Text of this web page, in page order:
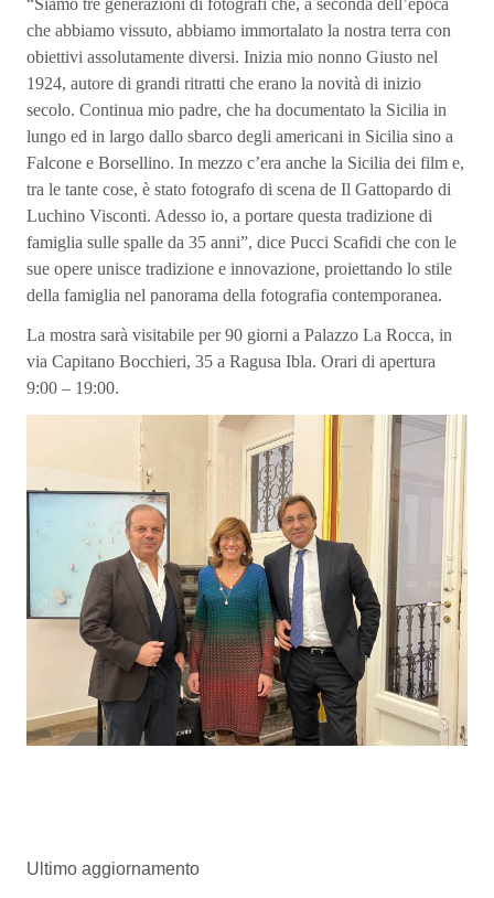
“Siamo tre generazioni di fotografi che, a seconda dell’epoca
che abbiamo vissuto, abbiamo immortalato la nostra terra con
obiettivi assolutamente diversi. Inizia mio nonno Giusto nel
1924, autore di grandi ritratti che erano la novità di inizio
secolo. Continua mio padre, che ha documentato la Sicilia in
lungo ed in largo dallo sbarco degli americani in Sicilia sino a
Falcone e Borsellino. In mezzo c’era anche la Sicilia dei film e,
tra le tante cose, è stato fotografo di scena de Il Gattopardo di
Luchino Visconti. Adesso io, a portare questa tradizione di
famiglia sulle spalle da 35 anni”, dice Pucci Scafidi che con le
sue opere unisce tradizione e innovazione, proiettando lo stile
della famiglia nel panorama della fotografia contemporanea.
La mostra sarà visitabile per 90 giorni a Palazzo La Rocca, in
via Capitano Bocchieri, 35 a Ragusa Ibla. Orari di apertura
9:00 – 19:00.
Ultimo aggiornamento